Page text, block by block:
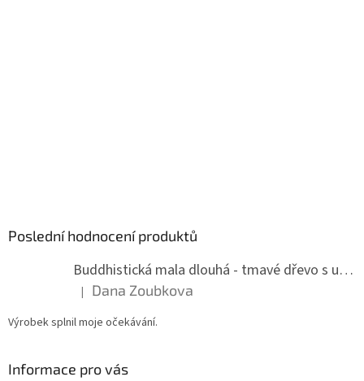
Poslední hodnocení produktů
Buddhistická mala dlouhá - tmavé dřevo s uzlíky 8 mm
Hodnocení produktu je 5 z 5 hvězdiček.
| Dana Zoubkova
Výrobek splnil moje očekávání.
Informace pro vás